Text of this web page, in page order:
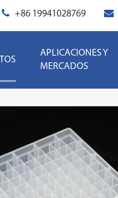
+86 19941028769
APLICACIONES Y
MERCADOS